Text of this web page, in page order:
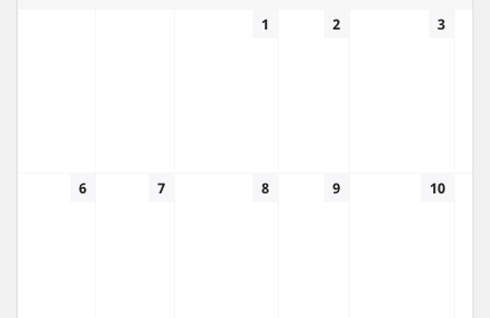
1 2 3
6 7 8 9 10